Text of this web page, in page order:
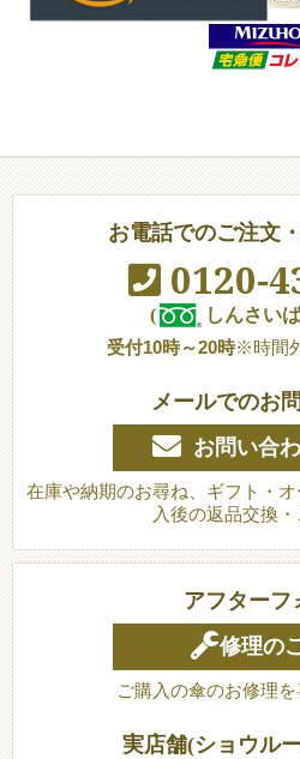
お電話でのご注文
0120-
(
しんさい
受付10時～20時※時間
メールでのお
お問い合
在庫や納期のお尋ね、ギフト・
入後の返品交換
アフターフ
修理の
ご購入の傘のお修理
実店舗(ショウル